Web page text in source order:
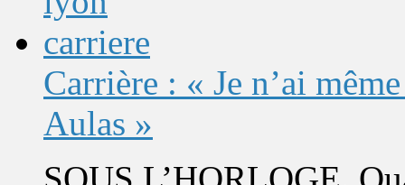
Carrière : « Je n’ai
Aulas »